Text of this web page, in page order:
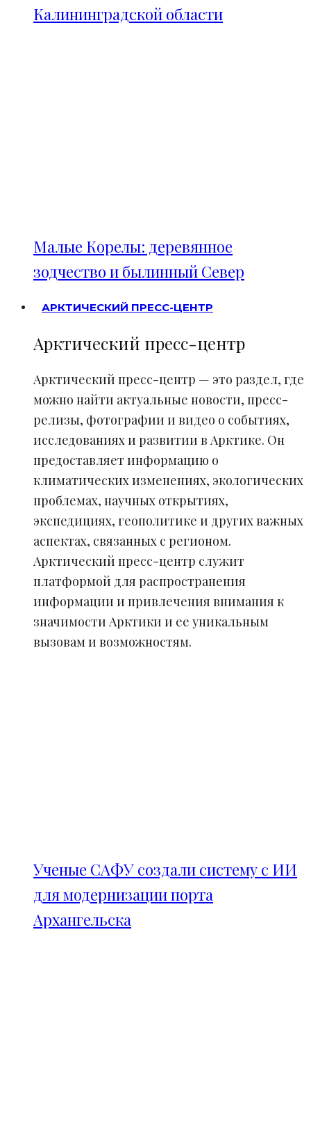
Калининградской области
Малые Корелы: деревянное
зодчество и былинный Север
АРКТИЧЕСКИЙ ПРЕСС-ЦЕНТР
Арктический пресс-центр
Арктический пресс-центр — это раздел, где
можно найти актуальные новости, пресс-
релизы, фотографии и видео о событиях,
исследованиях и развитии в Арктике. Он
предоставляет информацию о
климатических изменениях, экологических
проблемах, научных открытиях,
экспедициях, геополитике и других важных
аспектах, связанных с регионом.
Арктический пресс-центр служит
платформой для распространения
информации и привлечения внимания к
значимости Арктики и ее уникальным
вызовам и возможностям.
Ученые САФУ создали систему с ИИ
для модернизации порта
Архангельска